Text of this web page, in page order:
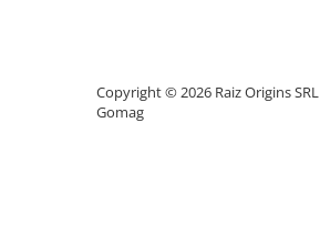
Copyright © 2026 Raiz Origins SRL
Gomag